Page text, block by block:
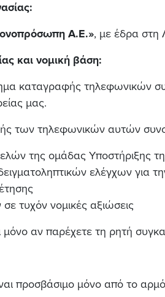
Α.Ε.», με έδρα στη
και νομική βάση:
καταγραφής τηλεφωνικών
μας.
των τηλεφωνικών αυτών
της ομάδας Υποστήριξης
ελέγχων για
τυχόν νομικές αξιώσεις
μόνο αν παρέχετε τη ρητή
προσβάσιμο μόνο από το